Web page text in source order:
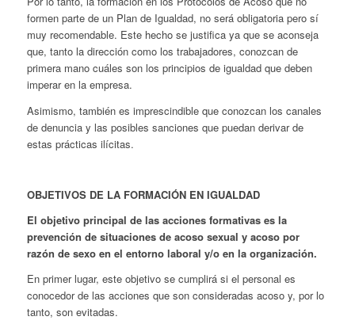
formen parte de un Plan de Igualdad, no será obligatoria pero sí
muy recomendable. Este hecho se justifica ya que se aconseja
que, tanto la dirección como los trabajadores, conozcan de
primera mano cuáles son los principios de igualdad que deben
imperar en la empresa.
Asimismo, también es imprescindible que conozcan los canales
de denuncia y las posibles sanciones que puedan derivar de
estas prácticas ilícitas.
OBJETIVOS DE LA FORMACIÓN EN IGUALDAD
El objetivo principal de las acciones formativas es la
prevención de situaciones de acoso sexual y acoso por
razón de sexo en el entorno laboral y/o en la organización.
En primer lugar, este objetivo se cumplirá si el personal es
conocedor de las acciones que son consideradas acoso y, por lo
tanto, son evitadas.